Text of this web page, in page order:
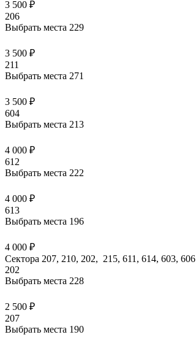
3 500 ₽
206
Выбрать места 229
3 500 ₽
211
Выбрать места 271
3 500 ₽
604
Выбрать места 213
4 000 ₽
612
Выбрать места 222
4 000 ₽
613
Выбрать места 196
4 000 ₽
Сектора 207, 210, 202, 215, 611, 614, 603, 606
202
Выбрать места 228
2 500 ₽
207
Выбрать места 190